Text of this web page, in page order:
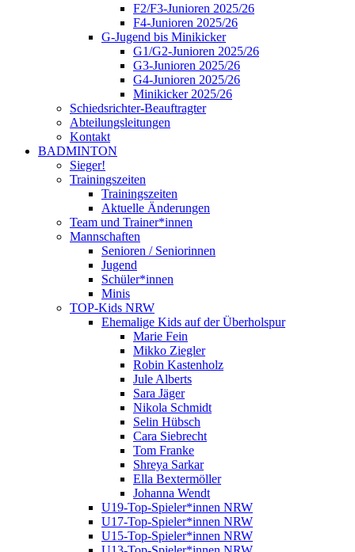
F2/F3-Junioren 2025/26
F4-Junioren 2025/26
G-Jugend bis Minikicker
G1/G2-Junioren 2025/26
G3-Junioren 2025/26
G4-Junioren 2025/26
Minikicker 2025/26
Schiedsrichter-Beauftragter
Abteilungsleitungen
Kontakt
BADMINTON
Sieger!
Trainingszeiten
Trainingszeiten
Aktuelle Änderungen
Team und Trainer*innen
Mannschaften
Senioren / Seniorinnen
Jugend
Schüler*innen
Minis
TOP-Kids NRW
Ehemalige Kids auf der Überholspur
Marie Fein
Mikko Ziegler
Robin Kastenholz
Jule Alberts
Sara Jäger
Nikola Schmidt
Selin Hübsch
Cara Siebrecht
Tom Franke
Shreya Sarkar
Ella Bextermöller
Johanna Wendt
U19-Top-Spieler*innen NRW
U17-Top-Spieler*innen NRW
U15-Top-Spieler*innen NRW